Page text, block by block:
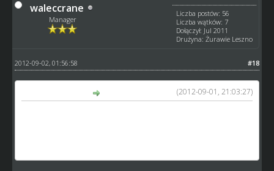
waleccrane
Manager
Liczba postów: 56
Liczba wątków: 7
Dołączył: Jul 2011
Drużyna: Żurawie Leszno
#18
2012-09-02, 01:56:58
(2012-09-01, 21:03:27)